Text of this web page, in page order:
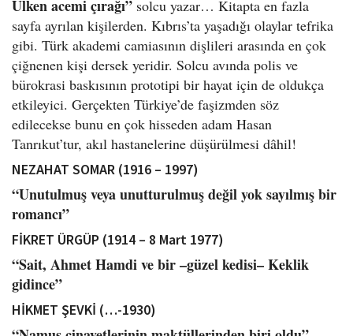
Ülkenacemi çırağı” solcu yazar… Kitapta en fazla
sayfa ayrılan kişilerden. Kıbrıs’ta yaşadığı olaylar tefrika
gibi. Türk akademi camiasının dişlileri arasında en çok
çiğnenen kişi dersek yeridir. Solcu avında polis ve
bürokrasi baskısının prototipi bir hayat için de oldukça
etkileyici. Gerçekten Türkiye’de faşizmden söz
edilecekse bunu en çok hisseden adam Hasan
Tanrıkut’tur, akıl hastanelerine düşürülmesi dâhil!
NEZAHAT SOMAR (1916 – 1997)
“Unutulmuş veya unutturulmuş değil yok sayılmış bir
romancı”
FİKRET ÜRGÜP (1914 – 8 Mart 1977)
“Sait, Ahmet Hamdi ve bir –güzel kedisi– Keklik
gidince”
HİKMET ŞEVKİ (…-1930)